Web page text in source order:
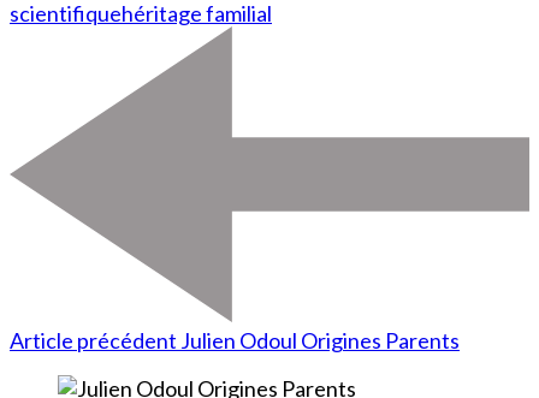
scientifiquehéritage familial
Article précédent Julien Odoul Origines Parents